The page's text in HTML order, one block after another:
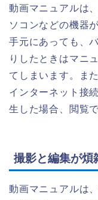
動画マニュアルは
ソコンなどの機器
手元にあっても、
りしたときはマニ
てしまいます。ま
インターネット接
生した場合、閲覧
撮影と編集が煩
動画マニュアルは